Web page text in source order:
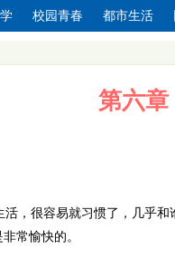
校园青春 都市生活
第六章
，很容易就习惯了，几乎
常愉快的。